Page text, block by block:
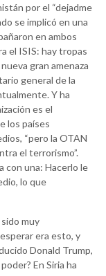
por el “dejadme
se implicó en una
en ambos
el ISIS: hay tropas
gran amenaza
general de la
Y ha
es el
los países
“pero la OTAN
el terrorismo”.
con una: Hacerlo le
lo que
muy
era esto, y
Donald Trump,
En Siria ha